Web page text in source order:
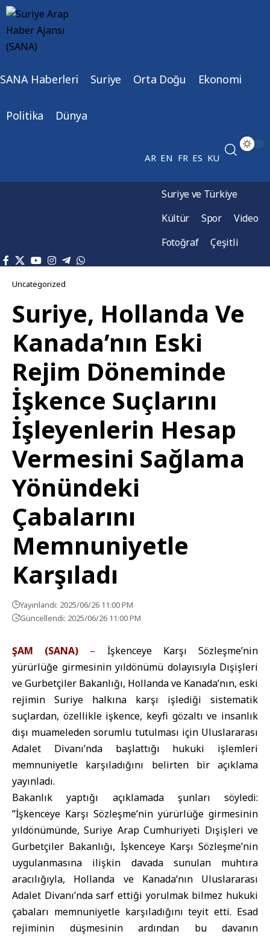
SANA Haberleri Suriye Orta Doğu Ekonomi
Politika Dünya
AR EN FR ES KU
Suriye ve Türkiye
Kültür
Spor
Video
Fotoğraf
Çeşitli
Uncategorized
Suriye, Hollanda Ve
Kanada’nın Eski
Rejim Döneminde
İşkence Suçlarını
İşleyenlerin Hesap
Vermesini Sağlama
Yönündeki
Çabalarını
Memnuniyetle
Karşıladı
Yayınlandı: 2025/06/26 11:00 PM
Güncellendi: 2025/06/26 11:00 PM
ŞAM (SANA) – İşkenceye Karşı Sözleşme’nin
yürürlüğe girmesinin yıldönümü dolayısıyla Dışişleri
ve Gurbetçiler Bakanlığı, Hollanda ve Kanada’nın, eski
rejimin Suriye halkına karşı işlediği sistematik
suçlardan, özellikle işkence, keyfi gözaltı ve insanlık
dışı muameleden sorumlu tutulması için Uluslararası
Adalet Divanı’nda başlattığı hukuki işlemleri
memnuniyetle karşıladığını belirten bir açıklama
yayınladı.
Bakanlık yaptığı açıklamada şunları söyledi:
”İşkenceye Karşı Sözleşme’nin yürürlüğe girmesinin
yıldönümünde, Suriye Arap Cumhuriyeti Dışişleri ve
Gurbetçiler Bakanlığı, İşkenceye Karşı Sözleşme’nin
uygulanmasına ilişkin davada sunulan muhtıra
aracılığıyla, Hollanda ve Kanada’nın Uluslararası
Adalet Divanı’nda sarf ettiği yorulmak bilmez hukuki
çabaları memnuniyetle karşıladığını teyit etti. Esad
rejiminin düşmesinin ardından bu davanın